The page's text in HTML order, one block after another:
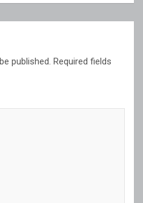
published. Required fields